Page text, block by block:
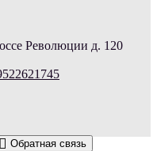
Революции д. 120
Обратная связь